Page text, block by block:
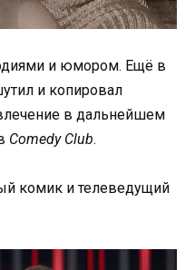
и юмором. Ещё в
и копировал
в дальнейшем
Comedy Club.
комик и телеведущий